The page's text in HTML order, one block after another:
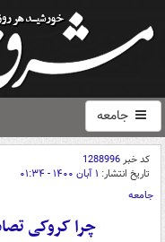
جامعه
کد خبر1288996
تاریخ انتشار: ۱ آبان ۱۴۰۰ - ۰۱:۳۴
جامعه
چرا کروکی